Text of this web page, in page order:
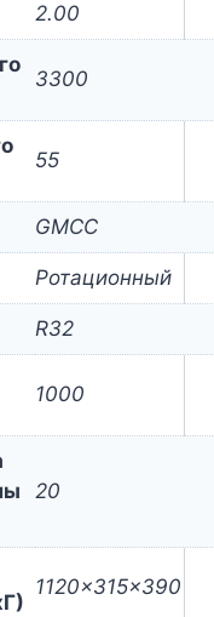
2.00
3300
55
GMCC
Ротационный
R32
1000
20
1120x315x390